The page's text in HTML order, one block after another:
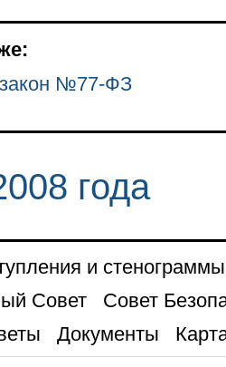
№77-ФЗ
года
и стенограммы
Совет
Совет
Документы